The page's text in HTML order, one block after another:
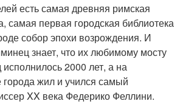
есть самая древняя римская
самая первая городская библиотека
собор эпохи возрождения. И
знает, что их любимому мосту
2000 лет, а на
города жил и учился самый
XX века Федерико Феллини.